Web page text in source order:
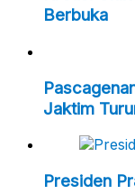
Berbuka
Jaktim
Presiden